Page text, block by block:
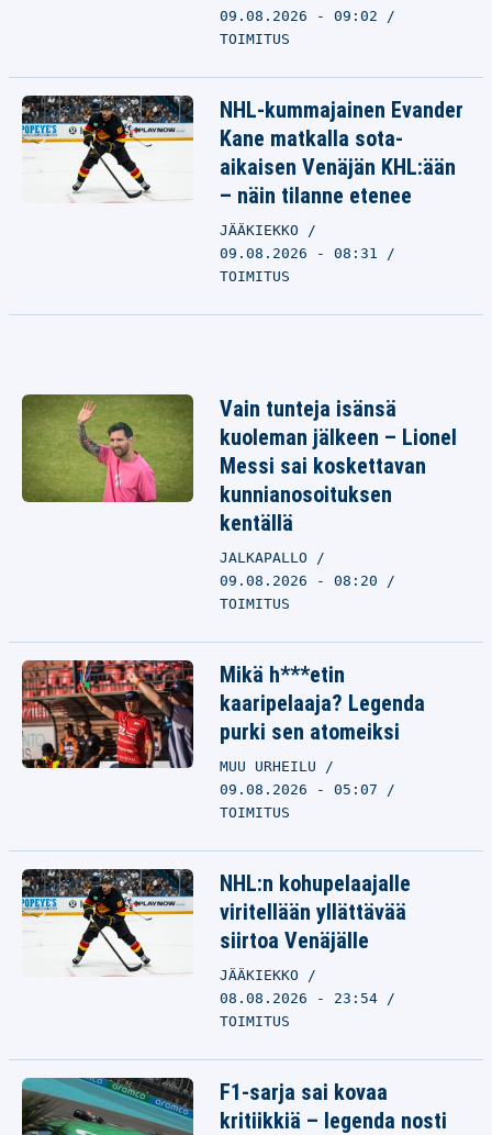
09.08.2026 - 09:02
TOIMITUS
NHL-kummajainen Evander
Kane matkalla sota-
aikaisen Venäjän KHL:ään
– näin tilanne etenee
JÄÄKIEKKO
09.08.2026 - 08:31
TOIMITUS
Vain tunteja isänsä
kuoleman jälkeen – Lionel
Messi sai koskettavan
kunnianosoituksen
kentällä
JALKAPALLO
09.08.2026 - 08:20
TOIMITUS
Mikä h***etin
kaaripelaaja? Legenda
purki sen atomeiksi
MUU URHEILU
09.08.2026 - 05:07
TOIMITUS
NHL:n kohupelaajalle
viritellään yllättävää
siirtoa Venäjälle
JÄÄKIEKKO
08.08.2026 - 23:54
TOIMITUS
F1-sarja sai kovaa
kritiikkiä – legenda nosti